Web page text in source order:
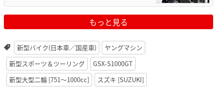
もっと見る
新型バイク(日本車／国産車)
ヤングマシン
新型スポーツ＆ツーリング
GSX-S1000GT
新型大型二輪 [751〜1000cc]
スズキ [SUZUKI]